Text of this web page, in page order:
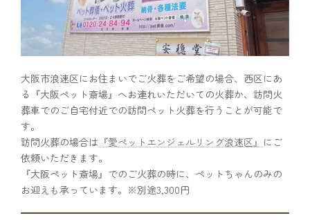
大阪市浪速区にお住まいでご火葬をご希望の場合、西区にあ
る『大阪ペット斎場』へお連れいただいての火葬か、訪問火
葬車でのご自宅付近での訪問ペット火葬を行うことが可能で
す。
訪問火葬の場合は 『愛ペットエンジェルリング浪速区』 にご
依頼いただきます。
『大阪ペット斎場』でのご火葬の時に、ペットちゃんのみの
お迎えも承っています。※別途3,300円